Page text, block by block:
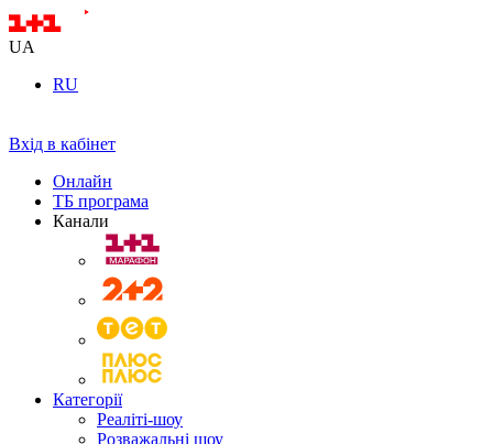
UA
RU
Вхід в кабінет
Онлайн
ТБ програма
Канали
Категорії
Реаліті-шоу
Розважальні шоу